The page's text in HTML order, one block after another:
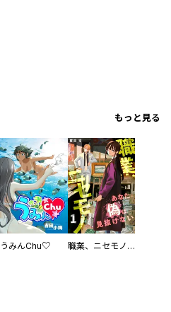
もっと見る
うみんChu♡ 職業、ニセモノ～あなたに偽は見抜けない【電子単行本版】